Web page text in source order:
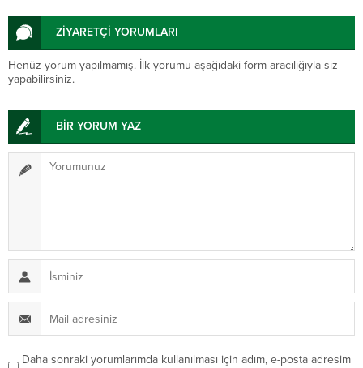
ZİYARETÇİ YORUMLARI
Henüz yorum yapılmamış. İlk yorumu aşağıdaki form aracılığıyla siz
yapabilirsiniz.
BİR YORUM YAZ
Daha sonraki yorumlarımda kullanılması için adım, e-posta adresim